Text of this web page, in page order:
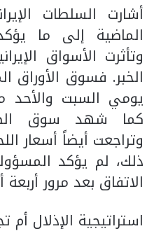
أشارت السلطات
الماضية إلى ما
وتأثرت الأسواق
الخبر. فسوق الأوراق
يومي السبت والأحد
كما شهد سوق
وتراجعت أيضاً أسعار
ذلك، لم يؤكد
الاتفاق بعد مرور أربعة
استراتيجية الإذلال أم